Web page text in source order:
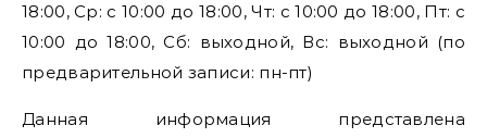
18:00, Ср: с 10:00 до 18:00, Чт: с 10:00 до 18:00, Пт: с
10:00 до 18:00, Сб: выходной, Вс: выходной (по
предварительной записи: пн-пт)
Данная информация представлена